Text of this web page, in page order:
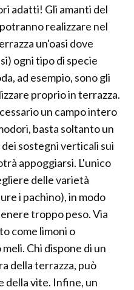
adatti! Gli amanti del
realizzare nel
un'oasi dove
ogni tipo di specie
ad esempio, sono gli
proprio in terrazza.
un campo intero
basta soltanto un
sostegni verticali sui
appoggiarsi. L'unico
delle varietà
i pachino), in modo
troppo peso. Via
come limoni o
Chi dispone di un
della terrazza, può
della vite. Infine, un